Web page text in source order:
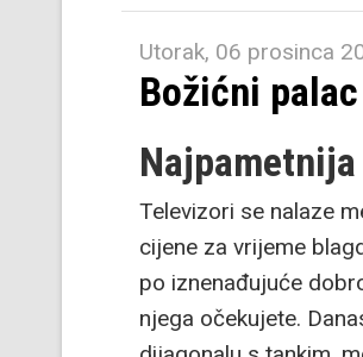
Utorak, 06 prosinca
Božićni
Televizori se nalaze
cijene za vrijeme
po iznenađujuće
njega očekujete.